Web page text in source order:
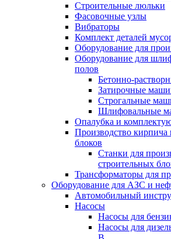
Строительные люльки
Фасовочные узлы
Вибраторы
Комплект деталей
Оборудование для
Оборудование для
полов
Бетонно-
Затирочные
Строгальные
Шлифовальные
Опалубка и
Производство кирпича
блоков
Cтанки для
строительных
Трансформаторы для
Оборудование для АЗС и
Автомобильный
Насосы
Насосы для
Насосы для